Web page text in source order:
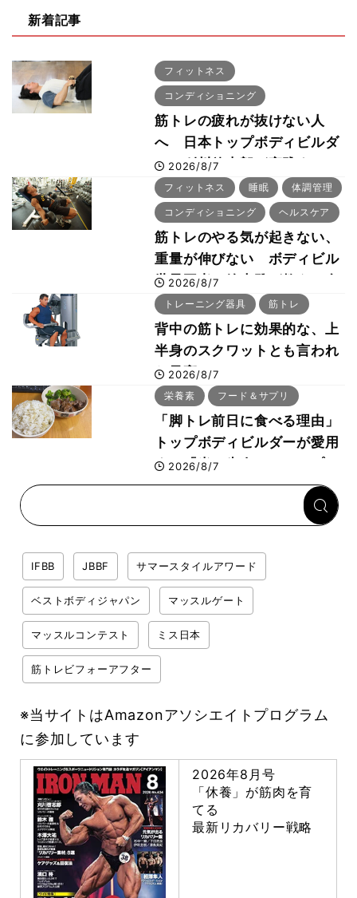
新着記事
フィットネス
コンディショニング
筋トレの疲れが抜けない人
へ 日本トップボディビルダ
ー・刈川啓志郎が実践する
「回復習慣」
2026/8/7
フィットネス 睡眠 体調管理
コンディショニング ヘルスケア
筋トレのやる気が起きない、
重量が伸びない ボディビル
世界王者・鈴木雅が教える食
事・睡眠・呼吸の整え方
2026/8/7
トレーニング器具 筋トレ
背中の筋トレに効果的な、上
半身のスクワットとも言われ
た最高マシン“ノーチラス・
プルオーバーマシン”とは？
2026/8/7
栄養素 フード＆サプリ
「脚トレ前日に食べる理由」
トップボディビルダーが愛用
する「米＋牛肉」のシンプル
回復メシとは？
2026/8/7
IFBB JBBF サマースタイルアワード
ベストボディジャパン マッスルゲート
マッスルコンテスト ミス日本
筋トレビフォーアフター
※当サイトはAmazonアソシエイトプログラム
に参加しています
2026年8月号
「休養」が筋肉を育
てる
最新リカバリー戦略